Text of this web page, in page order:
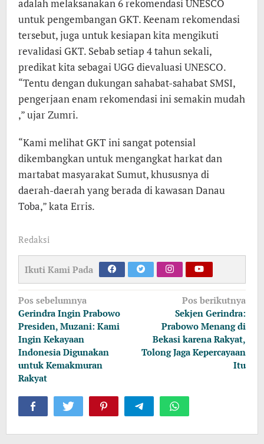
adalah melaksanakan 6 rekomendasi UNESCO
untuk pengembangan GKT. Keenam rekomendasi
tersebut, juga untuk kesiapan kita mengikuti
revalidasi GKT. Sebab setiap 4 tahun sekali,
predikat kita sebagai UGG dievaluasi UNESCO.
“Tentu dengan dukungan sahabat-sahabat SMSI,
pengerjaan enam rekomendasi ini semakin mudah
,” ujar Zumri.
“Kami melihat GKT ini sangat potensial
dikembangkan untuk mengangkat harkat dan
martabat masyarakat Sumut, khususnya di
daerah-daerah yang berada di kawasan Danau
Toba,” kata Erris.
Redaksi
Ikuti Kami Pada
Navigasi
pos
Pos sebelumnya
Gerindra Ingin Prabowo
Presiden, Muzani: Kami
Ingin Kekayaan
Indonesia Digunakan
untuk Kemakmuran
Rakyat
Pos berikutnya
Sekjen Gerindra:
Prabowo Menang di
Bekasi karena Rakyat,
Tolong Jaga Kepercayaan
Itu